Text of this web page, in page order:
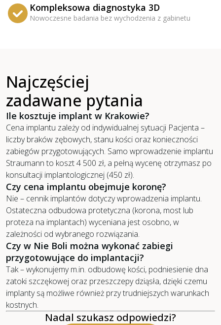
Kompleksowa diagnostyka 3D
Nowoczesne badania bez wychodzenia z gabinetu
Najczęściej
zadawane pytania
Ile kosztuje implant w Krakowie?
Cena implantu zależy od indywidualnej sytuacji Pacjenta –
liczby braków zębowych, stanu kości oraz konieczności
zabiegów przygotowujących. Samo wprowadzenie implantu
Straumann to koszt 4 500 zł, a pełną wycenę otrzymasz po
konsultacji implantologicznej (450 zł).
Czy cena implantu obejmuje koronę?
Nie – cennik implantów dotyczy wprowadzenia implantu.
Ostateczna odbudowa protetyczna (korona, most lub
proteza na implantach) wyceniana jest osobno, w
zależności od wybranego rozwiązania.
Czy w Nie Boli można wykonać zabiegi
przygotowujące do implantacji?
Tak – wykonujemy m.in. odbudowę kości, podniesienie dna
zatoki szczękowej oraz przeszczepy dziąsła, dzięki czemu
implanty są możliwe również przy trudniejszych warunkach
kostnych.
Nadal szukasz odpowiedzi?